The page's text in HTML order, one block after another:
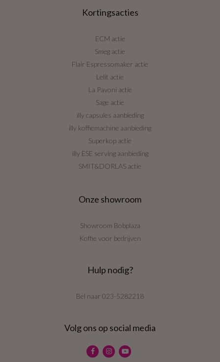
Kortingsacties
ECM actie
Smeg actie
Flair Espressomaker actie
Lelit actie
La Pavoni actie
Sage actie
illy capsules aanbieding
illy koffiemachine aanbieding
Superkop actie
illy ESE serving aanbieding
SMIT&DORLAS actie
Onze showroom
Showroom Bobplaza
Koffie voor bedrijven
Hulp nodig?
Bel naar 023-5282218
Volg ons op social media